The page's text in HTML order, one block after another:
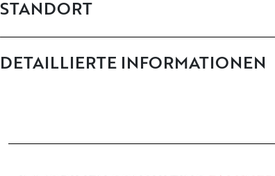
STANDORT
DETAILLIERTE INFORMATIONEN